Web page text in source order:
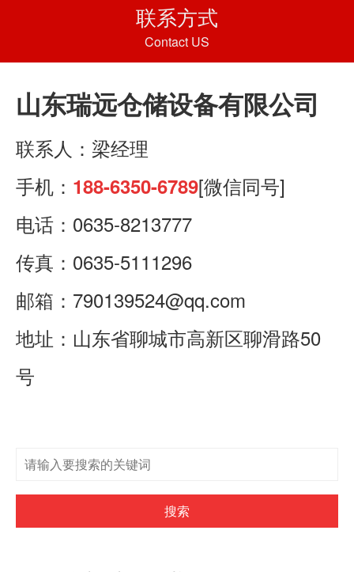
联系方式
Contact US
山东瑞远仓储设备有限公司
联系人：梁经理
手机： 188-6350-6789[微信同号]
电话： 0635-8213777
传真：0635-5111296
邮箱： 790139524@qq.com
地址：山东省聊城市高新区聊滑路50
号